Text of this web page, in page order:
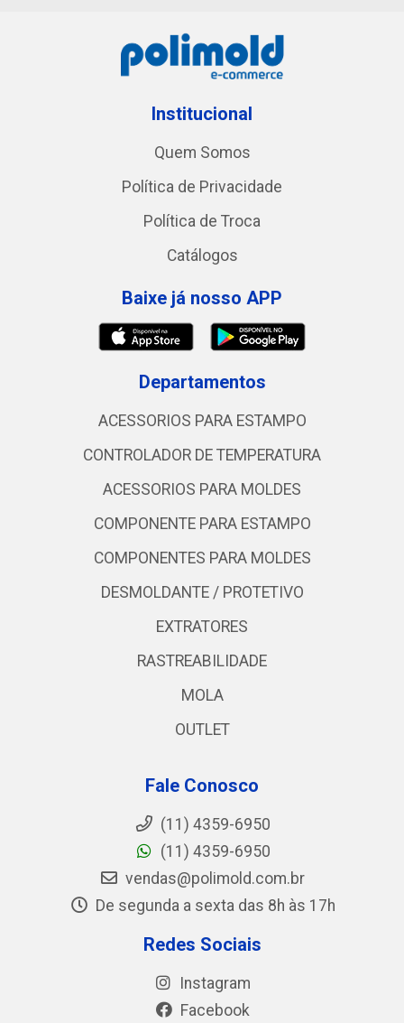
Institucional
Quem Somos
Política de Privacidade
Política de Troca
Catálogos
Baixe já nosso APP
Departamentos
ACESSORIOS PARA ESTAMPO
CONTROLADOR DE TEMPERATURA
ACESSORIOS PARA MOLDES
COMPONENTE PARA ESTAMPO
COMPONENTES PARA MOLDES
DESMOLDANTE / PROTETIVO
EXTRATORES
RASTREABILIDADE
MOLA
OUTLET
Fale Conosco
(11) 4359-6950
(11) 4359-6950
vendas@polimold.com.br
De segunda a sexta das 8h às 17h
Redes Sociais
Instagram
Facebook